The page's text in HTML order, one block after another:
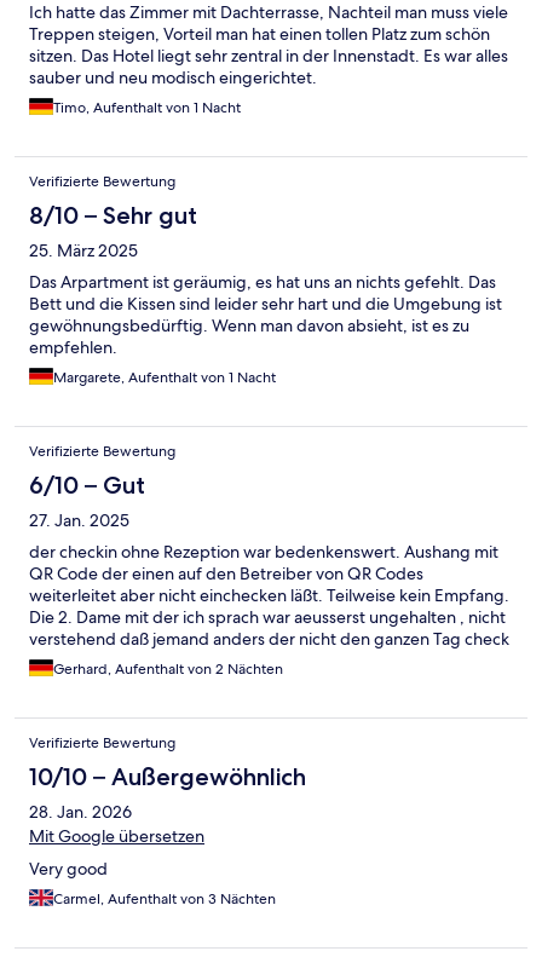
Ich hatte das Zimmer mit Dachterrasse, Nachteil man muss viele
Treppen steigen, Vorteil man hat einen tollen Platz zum schön
sitzen. Das Hotel liegt sehr zentral in der Innenstadt. Es war alles
sauber und neu modisch eingerichtet.
Timo, Aufenthalt von 1 Nacht
Verifizierte Bewertung
8/10 – Sehr gut
25. März 2025
Das Arpartment ist geräumig, es hat uns an nichts gefehlt. Das
Bett und die Kissen sind leider sehr hart und die Umgebung ist
gewöhnungsbedürftig. Wenn man davon absieht, ist es zu
empfehlen.
Margarete, Aufenthalt von 1 Nacht
Verifizierte Bewertung
6/10 – Gut
27. Jan. 2025
der checkin ohne Rezeption war bedenkenswert. Aushang mit
QR Code der einen auf den Betreiber von QR Codes
weiterleitet aber nicht einchecken läßt. Teilweise kein Empfang.
Die 2. Dame mit der ich sprach war aeusserst ungehalten , nicht
verstehend daß jemand anders der nicht den ganzen Tag check
in macht, sondern in der Form daß erstmal, das ganze nicht in
der Erklärgeschwindigkeit nachvollziehen kann. sehr ärgerlich
bezahlen. Kein normaler Empfang von gängigen
Fernsehprogrammen . Das Appartment war aber sauber und
gut eingerichtet.
Gerhard, Aufenthalt von 2 Nächten
Verifizierte Bewertung
10/10 – Außergewöhnlich
28. Jan. 2026
Mit Google übersetzen
Very good
Carmel, Aufenthalt von 3 Nächten